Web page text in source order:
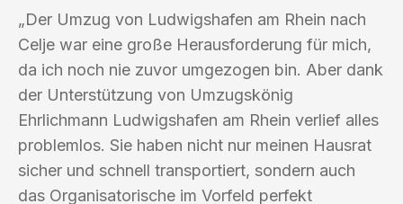
„Der Umzug von Ludwigshafen am Rhein nach
Celje war eine große Herausforderung für mich,
da ich noch nie zuvor umgezogen bin. Aber dank
der Unterstützung von Umzugskönig
Ehrlichmann Ludwigshafen am Rhein verlief alles
problemlos. Sie haben nicht nur meinen Hausrat
sicher und schnell transportiert, sondern auch
das Organisatorische im Vorfeld perfekt